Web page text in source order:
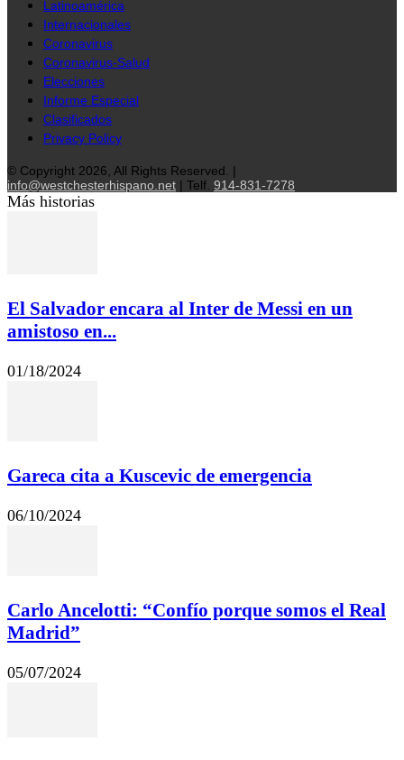
Latinoamérica
Internacionales
Coronavirus
Coronavirus-Salud
Elecciones
Informe Especial
Clasificados
Privacy Policy
© Copyright 2026, All Rights Reserved. |
info@westchesterhispano.net | Telf. 914-831-7278
Más historias
El Salvador encara al Inter de Messi en un
amistoso en...
01/18/2024
Gareca cita a Kuscevic de emergencia
06/10/2024
Carlo Ancelotti: “Confío porque somos el Real
Madrid”
05/07/2024